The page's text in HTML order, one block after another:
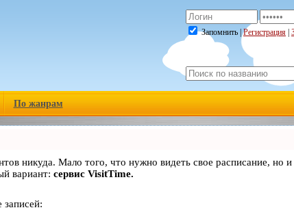
Запомнить |Регистрация
По жанрам
никуда. Мало того, что нужно видеть свое расписание, но
вариант: сервис VisitTime.
записей: